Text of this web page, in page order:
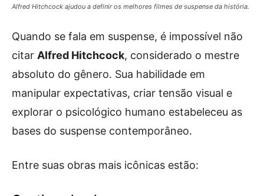
Alfred Hitchcock ajudou a definir os melhores filmes de suspense da história.
Quando se fala em suspense, é impossível não
citar Alfred Hitchcock, considerado o mestre
absoluto do gênero. Sua habilidade em
manipular expectativas, criar tensão visual e
explorar o psicológico humano estabeleceu as
bases do suspense contemporâneo.
Entre suas obras mais icônicas estão: